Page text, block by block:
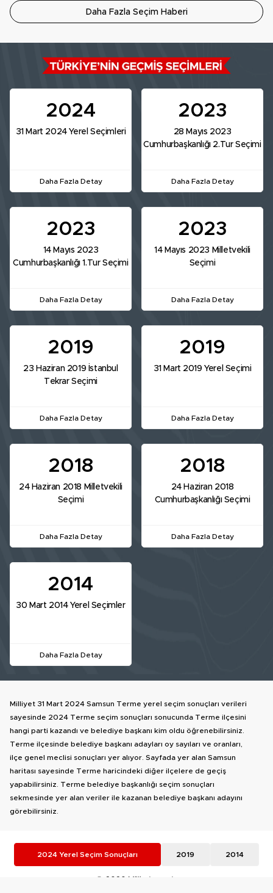
Daha Fazla Seçim Haberi
2024
31 Mart 2024 Yerel Seçimleri
Daha Fazla Detay
2023
28 Mayıs 2023
Cumhurbaşkanlığı 2.Tur Seçimi
Daha Fazla Detay
2023
14 Mayıs 2023
Cumhurbaşkanlığı 1.Tur Seçimi
Daha Fazla Detay
2023
14 Mayıs 2023 Milletvekili
Seçimi
Daha Fazla Detay
2019
23 Haziran 2019 İstanbul
Tekrar Seçimi
Daha Fazla Detay
2019
31 Mart 2019 Yerel Seçimi
Daha Fazla Detay
2018
24 Haziran 2018 Milletvekili
Seçimi
Daha Fazla Detay
2018
24 Haziran 2018
Cumhurbaşkanlığı Seçimi
Daha Fazla Detay
2014
30 Mart 2014 Yerel Seçimler
Daha Fazla Detay
Milliyet 31 Mart 2024 Samsun Terme yerel seçim sonuçları verileri
sayesinde 2024 Terme seçim sonuçları sonucunda Terme ilçesini
hangi parti kazandı ve belediye başkanı kim oldu öğrenebilirsiniz.
Terme ilçesinde belediye başkanı adayları oy sayıları ve oranları,
ilçe genel meclisi sonuçları yer alıyor. Sayfada yer alan Samsun
haritası sayesinde Terme haricindeki diğer ilçelere de geçiş
yapabilirsiniz. Terme belediye başkanlığı seçim sonuçları
sekmesinde yer alan veriler ile kazanan belediye başkanı adayını
görebilirsiniz.
2024 Yerel Seçim Sonuçları 2019 2014